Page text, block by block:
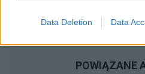
Data Deletion Data
POWIĄZANE